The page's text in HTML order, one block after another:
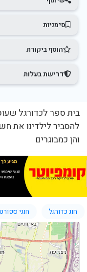
סימניות
הוסף ביקורת
דרישת בעלות
בית ספר לכדורגל
להסביר לילדינו את
והן כמבוגרים
חוג כדורגל חוגי ספורט